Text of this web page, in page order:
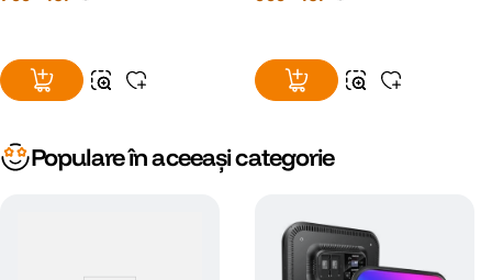
Populare în aceeași categorie